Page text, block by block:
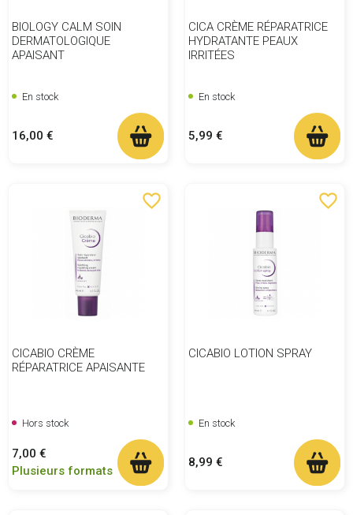
BIOLOGY CALM SOIN
DERMATOLOGIQUE
APAISANT
En stock
Prix
16,00 €
CICA CRÈME RÉPARATRICE
HYDRATANTE PEAUX
IRRITÉES
En stock
Prix
5,99 €
favorite_border
CICABIO CRÈME
RÉPARATRICE APAISANTE
Hors stock
Prix
7,00 €
Plusieurs formats
favorite_border
CICABIO LOTION SPRAY
En stock
Prix
8,99 €